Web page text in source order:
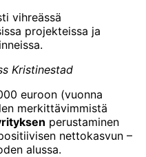
vihreässä
projekteissa ja
Kristinestad
euroon (vuonna
merkittävimmistä
perustaminen
nettokasvun –
alussa.